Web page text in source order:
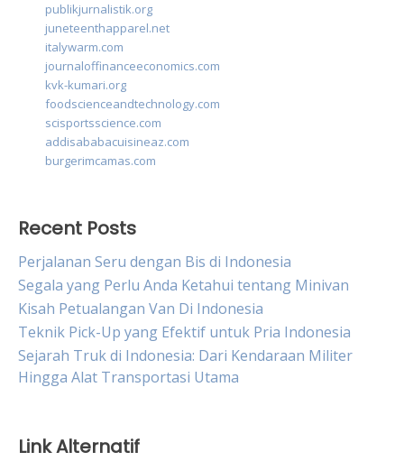
publikjurnalistik.org
juneteenthapparel.net
italywarm.com
journaloffinanceeconomics.com
kvk-kumari.org
foodscienceandtechnology.com
scisportsscience.com
addisababacuisineaz.com
burgerimcamas.com
Recent Posts
Perjalanan Seru dengan Bis di Indonesia
Segala yang Perlu Anda Ketahui tentang Minivan
Kisah Petualangan Van Di Indonesia
Teknik Pick-Up yang Efektif untuk Pria Indonesia
Sejarah Truk di Indonesia: Dari Kendaraan Militer
Hingga Alat Transportasi Utama
Link Alternatif